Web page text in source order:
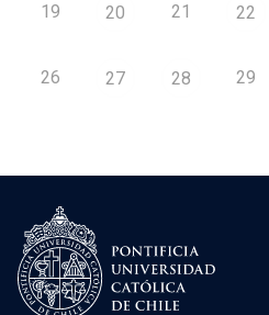
19 20 21 22
26 27 28 29